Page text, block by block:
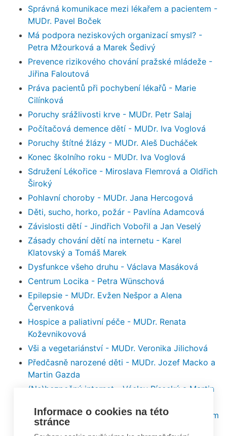
Správná komunikace mezi lékařem a pacientem -
MUDr. Pavel Boček
Má podpora neziskových organizací smysl? -
Petra Mžourková a Marek Šedivý
Prevence rizikového chování pražské mládeže -
Jiřina Faloutová
Práva pacientů při pochybení lékařů - Marie
Cilínková
Poruchy srážlivosti krve - MUDr. Petr Salaj
Počítačová demence dětí - MUDr. Iva Voglová
Poruchy štítné žlázy - MUDr. Aleš Ducháček
Konec školního roku - MUDr. Iva Voglová
Sdružení Lékořice - Miroslava Flemrová a Oldřich
Široký
Pohlavní choroby - MUDr. Jana Hercogová
Děti, sucho, horko, požár - Pavlína Adamcová
Závislosti dětí - Jindřich Vobořil a Jan Veselý
Zásady chování dětí na internetu - Karel
Klatovský a Tomáš Marek
Dysfunkce všeho druhu - Václava Masáková
Centrum Locika - Petra Wünschová
Epilepsie - MUDr. Evžen Nešpor a Alena
Červenková
Hospice a paliativní péče - MUDr. Renata
Koževnikovová
Vši a vegetariánství - MUDr. Veronika Jilichová
Předčasně narozené děti - MUDr. Jozef Macko a
Martin Gazda
(Ne)bezpečný internet - Václav Písecký a Martin
Dům Ronalda McDonalda - Marek Šedivý a Viliam
Kunik
Informace o cookies na této
stránce